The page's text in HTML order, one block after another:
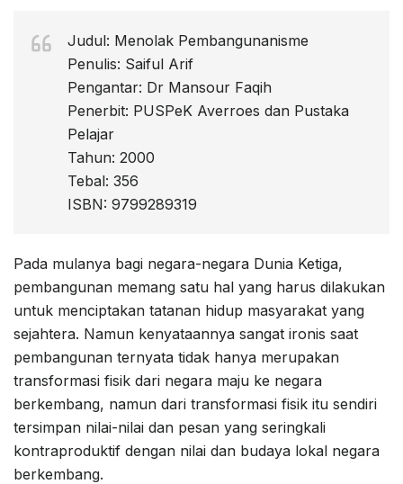
Judul: Menolak Pembangunanisme
Penulis: Saiful Arif
Pengantar: Dr Mansour Faqih
Penerbit: PUSPeK Averroes dan Pustaka
Pelajar
Tahun: 2000
Tebal: 356
ISBN: 9799289319
Pada mulanya bagi negara-negara Dunia Ketiga,
pembangunan memang satu hal yang harus dilakukan
untuk menciptakan tatanan hidup masyarakat yang
sejahtera. Namun kenyataannya sangat ironis saat
pembangunan ternyata tidak hanya merupakan
transformasi fisik dari negara maju ke negara
berkembang, namun dari transformasi fisik itu sendiri
tersimpan nilai-nilai dan pesan yang seringkali
kontraproduktif dengan nilai dan budaya lokal negara
berkembang.